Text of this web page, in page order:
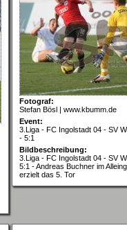
Fotograf:
Stefan Bösl | www.kbumm.de
Event:
3.Liga - FC Ingolstadt 04 - SV
- 5:1
Bildbeschreibung:
3.Liga - FC Ingolstadt 04 - SV
5:1 - Andreas Buchner im
erzielt das 5. Tor